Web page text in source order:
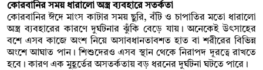
কোরবানির সময় ধারালো অস্ত্র ব্যবহারে সতর্কতা
কোরবানির ঈদে মাংস কাটার সময় ছুরি, বঁটি ও চাপাতির মতো ধারালো
অস্ত্র ব্যবহারের কারণে দুর্ঘটনার ঝুঁকি বেড়ে যায়। অনেকেই উৎসাহের
বশে এসব কাজে অংশ নিয়ে অসাবধানতাবশত হাত বা শরীরের বিভিন্ন
অংশে আঘাত পান। শিশুদেরও এসব স্থান থেকে নিরাপদ দূরত্বে রাখতে
হবে। কারণ এক মুহূর্তের অসতর্কতায় বড় ধরনের দুর্ঘটনা ঘটতে পারে।